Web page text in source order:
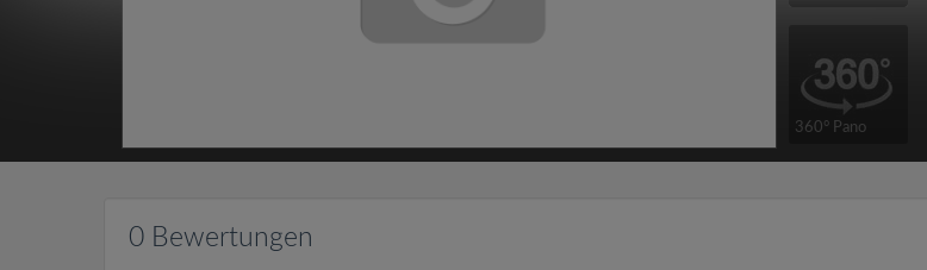
360° Pano
0 Bewertungen